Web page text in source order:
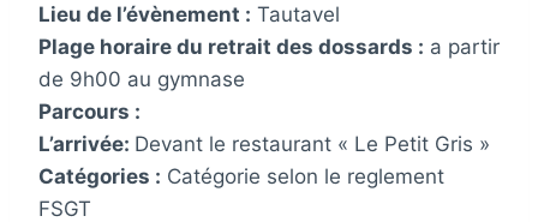
Lieu de l’évènement : Tautavel
Plage horaire du retrait des dossards : a partir
de 9h00 au gymnase
Parcours :
L’arrivée: Devant le restaurant « Le Petit Gris »
Catégories : Catégorie selon le reglement
FSGT